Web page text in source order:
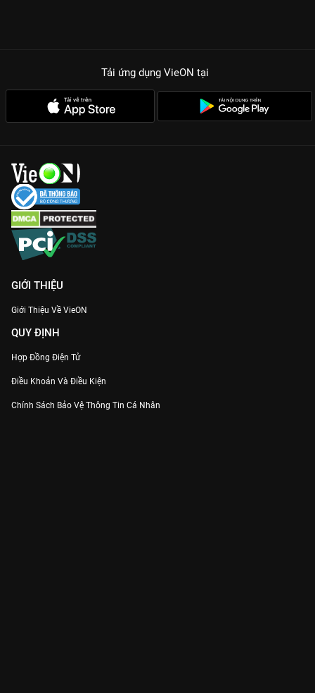
Tải ứng dụng VieON tại
GIỚI THIỆU
Giới Thiệu Về VieON
QUY ĐỊNH
Hợp Đồng Điện Tử
Điều Khoản Và Điều Kiện
Chính Sách Bảo Vệ Thông Tin Cá Nhân